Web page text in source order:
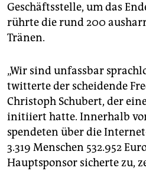
Geschäftsstelle, um das
rührte die rund 200
Tränen.
„Wir sind unfassbar
twitterte der scheidende
Christoph Schubert, der
initiiert hatte. Innerhalb
spendeten über die
3.319 Menschen 532.952
Hauptsponsor sicherte zu,